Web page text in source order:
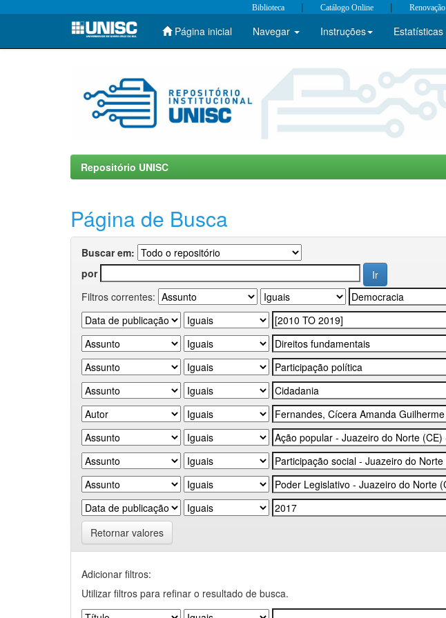
Skip
Biblioteca | Catálogo Online | Renovação
Página inicial Navegar Instruções Estatísticas
Repositório UNISC
Página de Busca
Buscar em:
por
Filtros correntes:
Retornar valores
Adicionar filtros:
Utilizar filtros para refinar o resultado de busca.